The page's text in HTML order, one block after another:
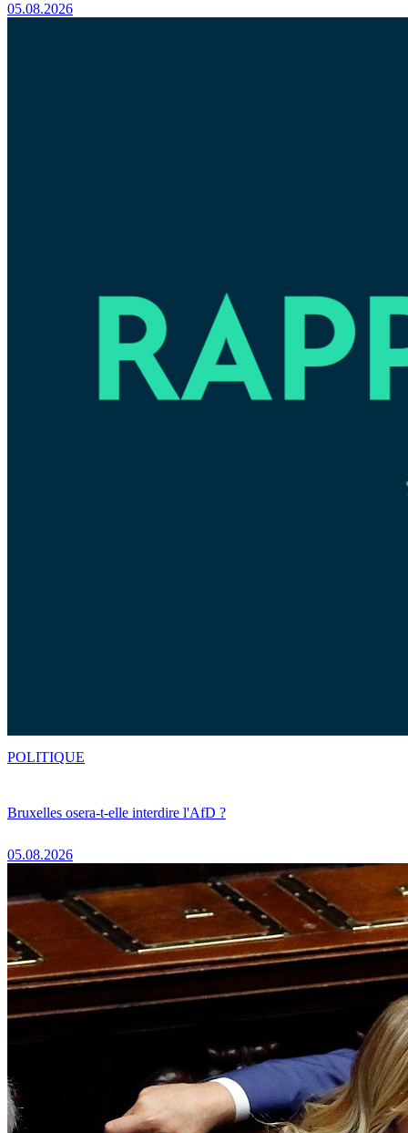
05.08.2026
Bruxelles osera-t-elle interdire l'AfD ?
05.08.2026
POLITIQUE